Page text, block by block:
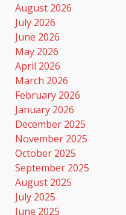
August 2026
July 2026
June 2026
May 2026
April 2026
March 2026
February 2026
January 2026
December 2025
November 2025
October 2025
September 2025
August 2025
July 2025
June 2025